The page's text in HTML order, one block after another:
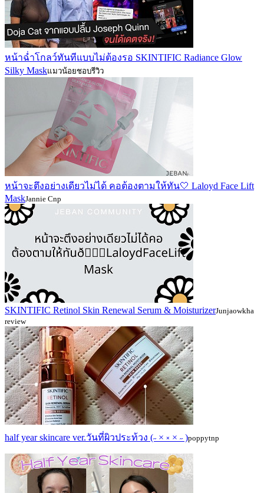
หน้าฉ่ำโกลว์ทันทีแบบไม่ต้องรอ SKINTIFIC Radiance Glow
Silky Maskแมวน้อยชอบรีวิว
หน้าจะตึงอย่างเดียวไม่ได้ คอต้องตามให้ทัน🤍 Laloyd Face Lift
MaskJannie Cnp
SKINTIFIC Retinol Skin Renewal Serum & MoisturizerJunjaowkha
review
half year skincare ver.วันที่ผิวประท้วง (˶ × ༝ × ˶ )poppytnp